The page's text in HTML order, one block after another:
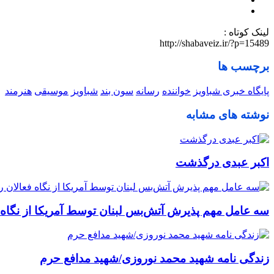
لینک کوتاه :
http://shabaveiz.ir/?p=15489
برچسب ها
پایگاه خبری شباویز خواننده رسانه سون بند شباویز موسیقی هنرمند
نوشته های مشابه
اکبر عبدی درگذشت
سه عامل مهم پذیرش آتش‌بس لبنان توسط آمریکا از نگاه
زندگی نامه شهید محمد نوروزی/شهید مدافع حرم